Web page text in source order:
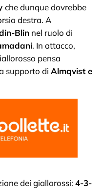
che dunque dovrebbe
destra. A
Blin nel ruolo di
. In attacco,
pensa
supporto di Almqvist e
dei giallorossi: 4-3-